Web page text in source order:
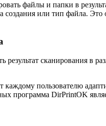
файлы и папки в
создания или тип файла.
результат сканирования
пользователю
программа DirPrintOK